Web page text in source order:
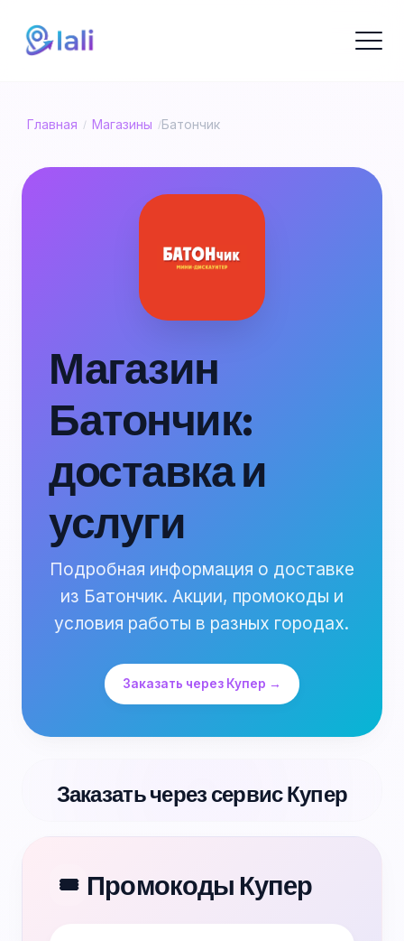
Главная / Магазины /Батончик
Магазин
Батончик:
доставка и
услуги
Подробная информация о доставке
из Батончик. Акции, промокоды и
условия работы в разных городах.
Заказать через Купер →
Заказать через сервис Купер
🎟️ Промокоды Купер